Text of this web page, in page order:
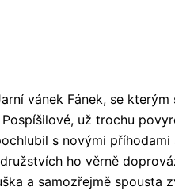
vánek Fánek, se
už trochu
s novými příhodami
ho věrně
a samozřejmě spousta